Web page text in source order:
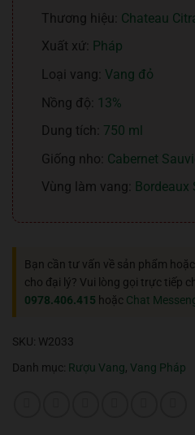
Thương hiệu: Chateau
Xuất xứ: Pháp
Loại vang: Vang đỏ
Nồng độ: 13%
Dung tích: 750 ml
Giống nho: Cabernet
Vùng làm vang:
Bordeaux
Bạn cần tư vấn về sản phẩm
cho đại lý? Vui lòng gọi trực tiếp
0978.406.415 hoặc Chat
SKU: W2033
Danh mục: Rượu Vang, Vang Pháp